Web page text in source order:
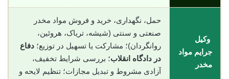
وکیل
جرایم مواد
مخدر
حمل، نگهداری، خرید و فروش مواد مخدر
صنعتی و سنتی (شیشه، تریاک، هروئین،
روانگردان)؛ مشارکت یا تسهیل در توزیع؛ دفاع
در دادگاه انقلاب؛ بررسی شرایط تخفیف،
آزادی مشروط و تبدیل مجازات؛ تنظیم لایحه و